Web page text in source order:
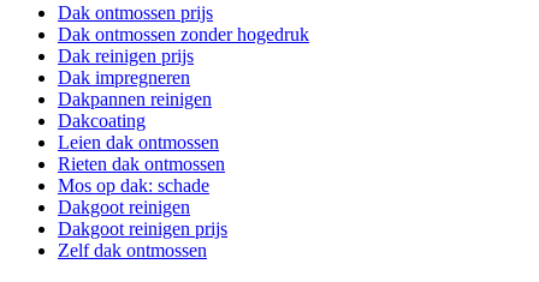
Dak ontmossen prijs
Dak ontmossen zonder hogedruk
Dak reinigen prijs
Dak impregneren
Dakpannen reinigen
Dakcoating
Leien dak ontmossen
Rieten dak ontmossen
Mos op dak: schade
Dakgoot reinigen
Dakgoot reinigen prijs
Zelf dak ontmossen